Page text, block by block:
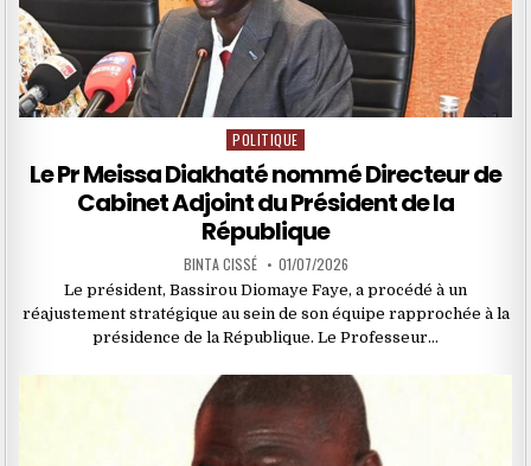
Posted
POLITIQUE
Le Pr Meissa Diakhaté nommé Directeur de
Cabinet Adjoint du Président de la
République
BINTA CISSÉ 01/07/2026
Le président, Bassirou Diomaye Faye, a procédé à un
réajustement stratégique au sein de son équipe rapprochée à la
présidence de la République. Le Professeur…